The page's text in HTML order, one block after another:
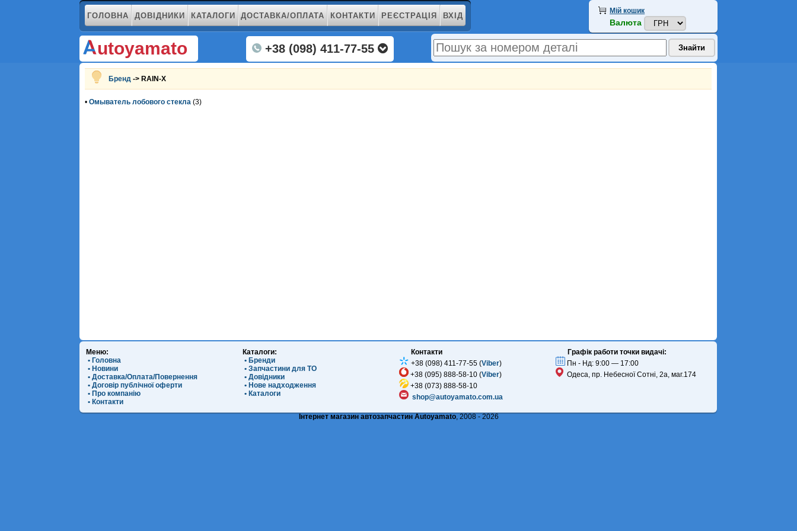
ГОЛОВНА ДОВІДНИКИ КАТАЛОГИ ДОСТАВКА/ОПЛАТА КОНТАКТИ РЕЄСТРАЦІЯ ВХІД
utoyamato +38 (098) 411-77-55
Мій кошик
Валюта
Бренд -> RAIN-X
•Омыватель лобового стекла (3)
Меню:
• Головна
• Новини
• Доставка/Оплата/Повернення
• Договір публічної оферти
• Про компанію
• Контакти
Каталоги:
• Бренди
• Запчастини для ТО
• Довідники
• Нове надходження
• Каталоги
Контакти
+38 (098) 411-77-55 (Viber)
+38 (095) 888-58-10 (Viber)
+38 (073) 888-58-10
shop@autoyamato.com.ua
Графік работи точки видачі:
Пн - Нд: 9:00 — 17:00
Одеса, пр. Небесної Сотні, 2а, маг.174
Інтернет магазин автозапчастин Autoyamato, 2008 - 2026